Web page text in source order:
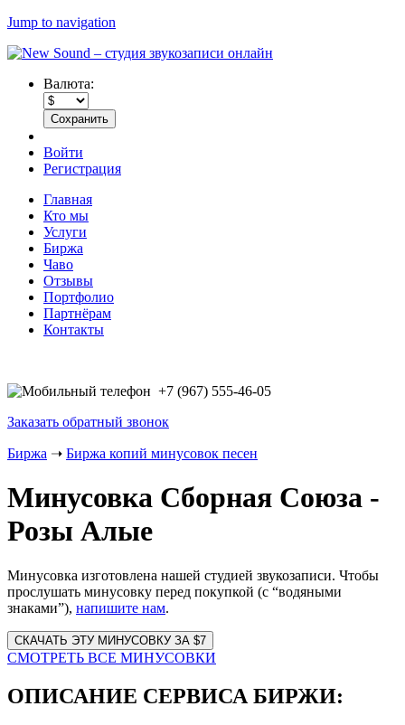
Jump to navigation
Валюта:
Войти
Регистрация
Главная
Кто мы
Услуги
Биржа
Чаво
Отзывы
Портфолио
Партнёрам
Контакты
+7 (967) 555-46-05
Заказать обратный звонок
Биржа ➝ Биржа копий минусовок песен
Минусовка Сборная Союза -
Розы Алые
Минусовка изготовлена нашей студией звукозаписи. Чтобы
прослушать минусовку перед покупкой (с “водяными
знаками”), напишите нам.
Website
URL
СМОТРЕТЬ ВСЕ МИНУСОВКИ
ОПИСАНИЕ СЕРВИСА БИРЖИ: